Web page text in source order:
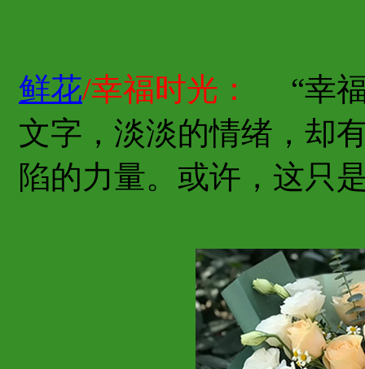
鲜花/幸福时光：
“幸
文字，淡淡的情绪，却
陷的力量。或许，这只